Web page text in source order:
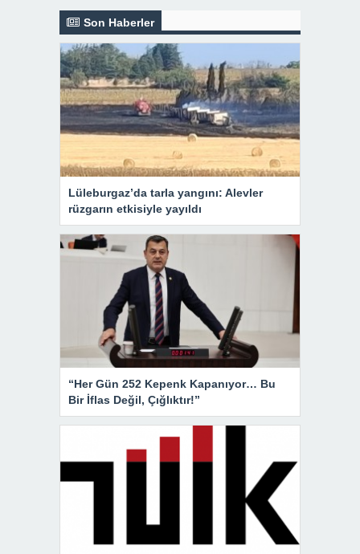
Son Haberler
Lüleburgaz’da tarla yangını: Alevler
rüzgarın etkisiyle yayıldı
“Her Gün 252 Kepenk Kapanıyor… Bu
Bir İflas Değil, Çığlıktır!”